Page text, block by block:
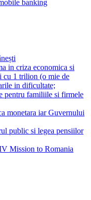
banking
in criza economica si
cu 1 trilion (o mie de
in dificultate;
pentru familiile si firmele
monetara iar Guvernului
public si legea pensiilor
Mission to Romania